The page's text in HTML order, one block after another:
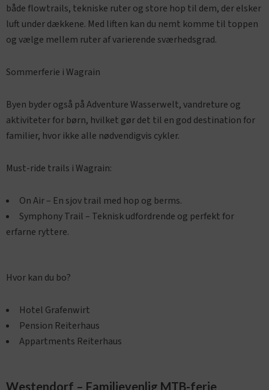
både flowtrails, tekniske ruter og store hop til dem, der elsker
luft under dækkene. Med liften kan du nemt komme til toppen
og vælge mellem ruter af varierende sværhedsgrad.
Sommerferie i Wagrain
Byen byder også på Adventure Wasserwelt, vandreture og
aktiviteter for børn, hvilket gør det til en god destination for
familier, hvor ikke alle nødvendigvis cykler.
Must-ride trails i Wagrain:
On Air – En sjov trail med hop og berms.
Symphony Trail – Teknisk udfordrende og perfekt for
erfarne ryttere.
Hvor kan du bo?
Hotel Grafenwirt
Pension Reiterhaus
Appartments Reiterhaus
Westendorf – Familievenlig MTB-ferie